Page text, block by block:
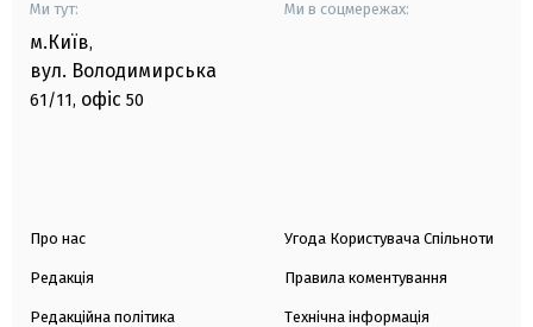
Ми тут:
м.Київ,
вул. Володимирська
61/11, офіс 50
Ми в соцмережах:
Про нас
Редакція
Редакційна політика
Угода Користувача Спільноти
Правила коментування
Технічна інформація